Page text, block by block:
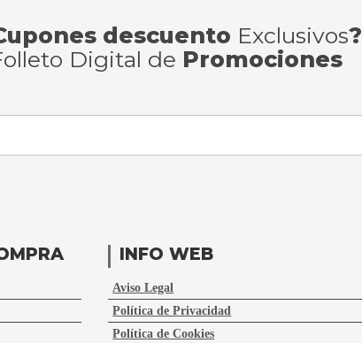
descuento Exclusivos?
Digital de Promociones
INFO WEB
Aviso Legal
Política de Privacidad
Política de Cookies